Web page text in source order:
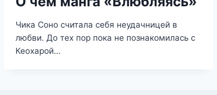
Чика Соно считала себя неудачницей в
любви. До тех пор пока не познакомилась с
Кеохарой…